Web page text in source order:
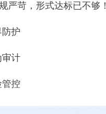
严苛，形式达标已不够！
护
审计
控